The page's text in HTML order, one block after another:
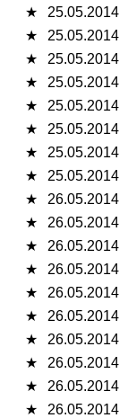
★
25.05.2014
★
25.05.2014
★
25.05.2014
★
25.05.2014
★
25.05.2014
★
25.05.2014
★
25.05.2014
★
25.05.2014
★
26.05.2014
★
26.05.2014
★
26.05.2014
★
26.05.2014
★
26.05.2014
★
26.05.2014
★
26.05.2014
★
26.05.2014
★
26.05.2014
★
26.05.2014